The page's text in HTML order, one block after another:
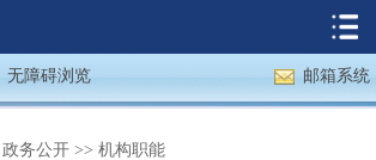
无障碍浏览 邮箱系统
政务公开>> 机构职能